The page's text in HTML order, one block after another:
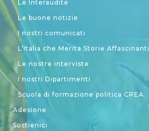
Le Interaudite
Le buone notizie
I nostri comunicati
L’Italia che Merita Storie Affascinanti
Le nostre interviste
I nostri Dipartimenti
Scuola di formazione politica CREA
Adesione
Sostienici